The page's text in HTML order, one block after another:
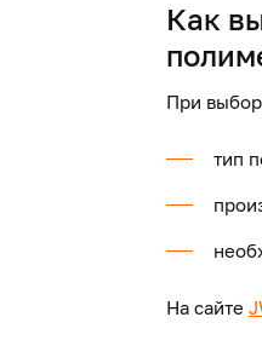
Как
При
тип
На сайте